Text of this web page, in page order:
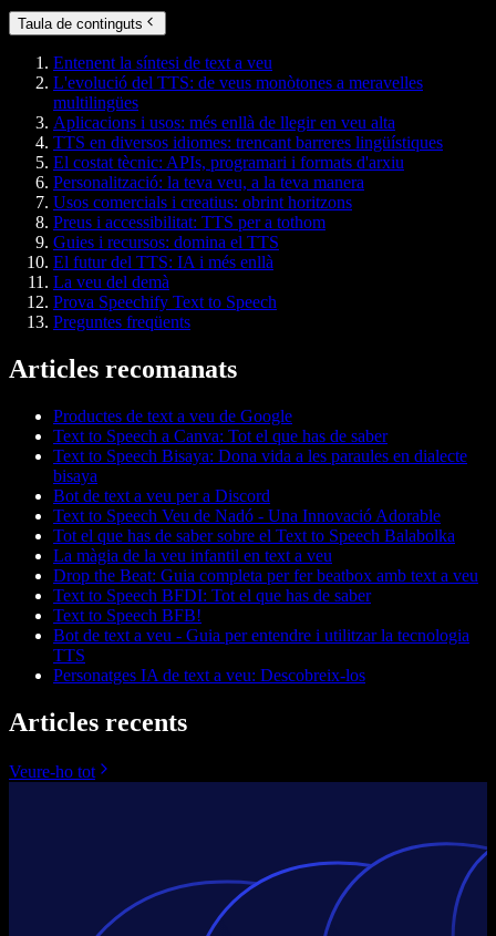
Taula de continguts
Entenent la síntesi de text a veu
L'evolució del TTS: de veus monòtones a meravelles
multilingües
Aplicacions i usos: més enllà de llegir en veu alta
TTS en diversos idiomes: trencant barreres lingüístiques
El costat tècnic: APIs, programari i formats d'arxiu
Personalització: la teva veu, a la teva manera
Usos comercials i creatius: obrint horitzons
Preus i accessibilitat: TTS per a tothom
Guies i recursos: domina el TTS
El futur del TTS: IA i més enllà
La veu del demà
Prova Speechify Text to Speech
Preguntes freqüents
Articles recomanats
Productes de text a veu de Google
Text to Speech a Canva: Tot el que has de saber
Text to Speech Bisaya: Dona vida a les paraules en dialecte
bisaya
Bot de text a veu per a Discord
Text to Speech Veu de Nadó - Una Innovació Adorable
Tot el que has de saber sobre el Text to Speech Balabolka
La màgia de la veu infantil en text a veu
Drop the Beat: Guia completa per fer beatbox amb text a veu
Text to Speech BFDI: Tot el que has de saber
Text to Speech BFB!
Bot de text a veu - Guia per entendre i utilitzar la tecnologia
TTS
Personatges IA de text a veu: Descobreix-los
Articles recents
Veure-ho tot